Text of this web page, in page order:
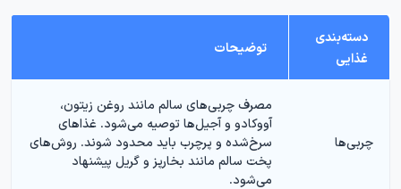
دسته‌بندی
غذایی
توضیحات
چربی‌ها
مصرف چربی‌های سالم مانند روغن زیتون،
آووکادو و آجیل‌ها توصیه می‌شود. غذاهای
سرخ‌شده و پرچرب باید محدود شوند. روش‌های
پخت سالم مانند بخارپز و گریل پیشنهاد
می‌شود.